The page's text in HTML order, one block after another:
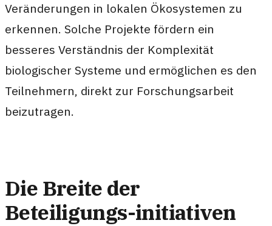
Veränderungen in lokalen Ökosystemen zu
erkennen. Solche Projekte fördern ein
besseres Verständnis der Komplexität
biologischer Systeme und ermöglichen es den
Teilnehmern, direkt zur Forschungsarbeit
beizutragen.
Die Breite der
Beteiligungs-initiativen